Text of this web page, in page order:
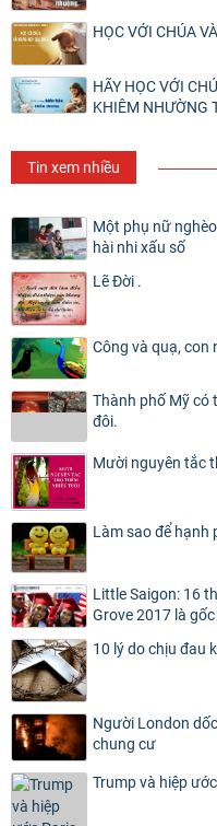
HỌC VỚI CHÚA
HÃY HỌC VỚI
KHIÊM NHƯỜNG
Tin xem nhiều
Một phụ nữ
hài nhi xấu số
Lẽ Đời .
Công và quạ, con
Thành phố Mỹ có
đôi.
Mười nguyên tắc
Làm sao để hạnh
Little Saigon: 16
Grove 2017 là gốc
10 lý do chịu đau
Người London
chung cư
Trump và hiệp